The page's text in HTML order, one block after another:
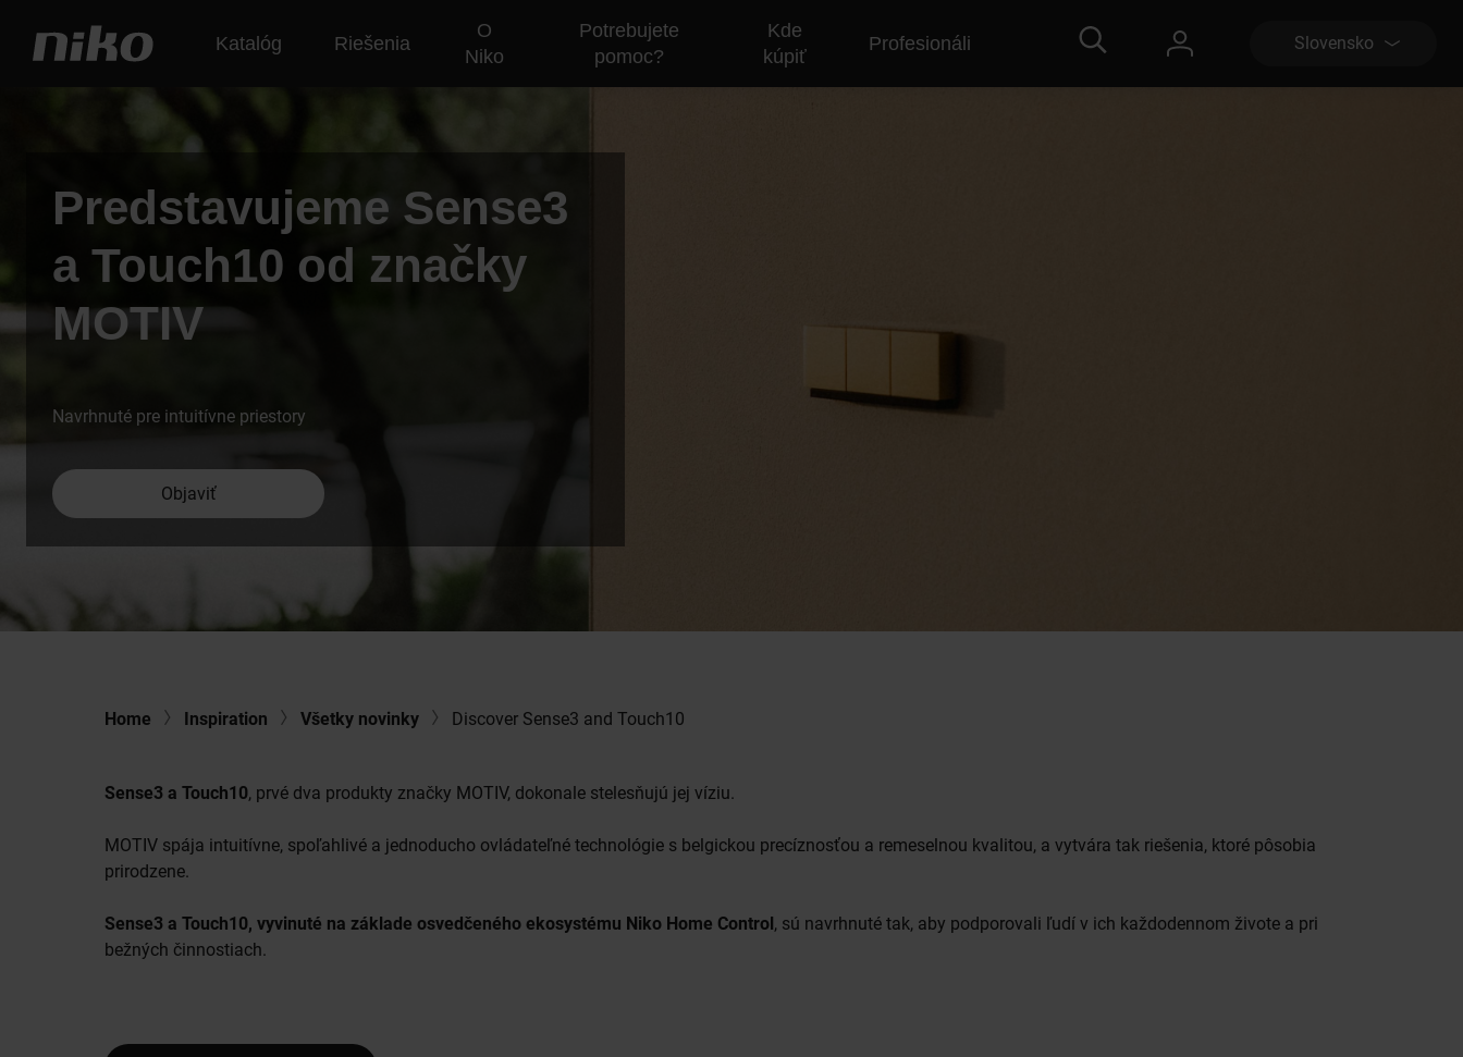
Katalóg Riešenia
O
Niko
Potrebujete
pomoc?
Kde
kúpiť
Profesionáli Slovensko
Predstavujeme Sense3
a Touch10 od značky
MOTIV
Navrhnuté pre intuitívne priestory
Objaviť
Home Inspiration Všetky novinky Discover Sense3 and Touch10
Sense3 a Touch10, prvé dva produkty značky MOTIV, dokonale stelesňujú jej víziu.
MOTIV spája intuitívne, spoľahlivé a jednoducho ovládateľné technológie s belgickou precíznosťou a remeselnou kvalitou, a vytvára tak riešenia, ktoré pôsobia
prirodzene.
Sense3 a Touch10, vyvinuté na základe osvedčeného ekosystému Niko Home Control, sú navrhnuté tak, aby podporovali ľudí v ich každodennom živote a pri
bežných činnostiach.